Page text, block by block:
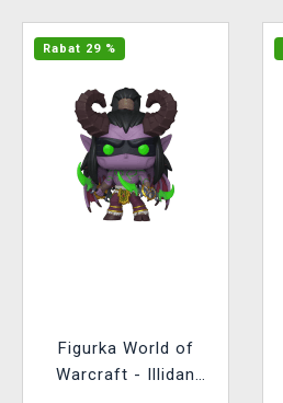
Rabat 29 %
Figurka World of
Warcraft - Illidan